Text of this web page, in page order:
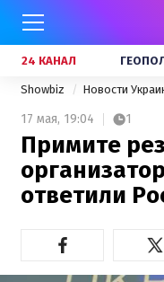
24 КАНАЛ
Showbiz Новости
17 мая, 19:04 1
Примите
ответили